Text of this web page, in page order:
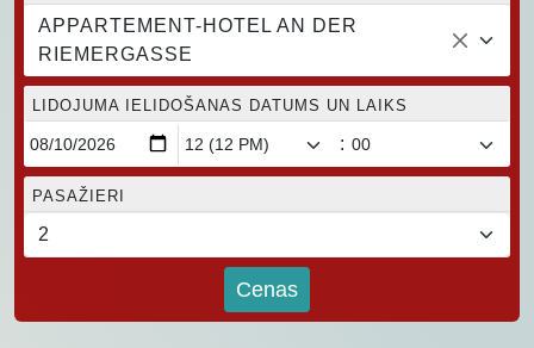
APPARTEMENT-HOTEL AN DER
RIEMERGASSE
LIDOJUMA IELIDOŠANAS DATUMS UN LAIKS
:
PASAŽIERI
Cenas